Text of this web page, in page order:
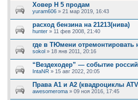
Ховер Н 5 продам
yuram606 » 21 мар 2019, 16:43
расход бензина на 21213(нива)
hunter » 11 фев 2008, 21:40
где в ТЮмени отремонтировать
sokol » 18 янв 2011, 20:16
“Вездеходер” — событие
IntaNR » 15 авг 2022, 20:05
Права А1 и А2 (квадроциклы
awesomeroma » 09 ноя 2016, 17:45